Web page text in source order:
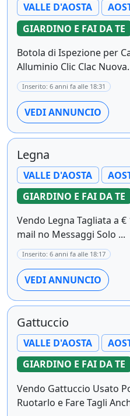
VALLE D'AOSTA
GIARDINO E FAI DA TE
Botola di Ispezione per
Alluminio Clic Clac Nuova.
Inserito: 6 anni fa alle 18:31
VEDI ANNUNCIO
Legna
VALLE D'AOSTA
GIARDINO E FAI DA TE
Vendo Legna Tagliata a
mail no Messaggi Solo ...
Inserito: 6 anni fa alle 18:17
VEDI ANNUNCIO
Gattuccio
VALLE D'AOSTA
GIARDINO E FAI DA TE
Vendo Gattuccio Usato
Ruotarlo e Fare Tagli